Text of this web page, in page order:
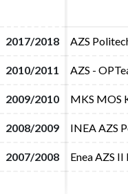
2017/2018 AZS
2010/2011 AZS -
2009/2010 MKS MOS
2008/2009 INEA AZS
2007/2008 Enea AZS II
2017/2018 AZS
2010/2011 AZS -
2009/2010 MKS MOS
2008/2009 INEA AZS
2007/2008 Enea AZS II